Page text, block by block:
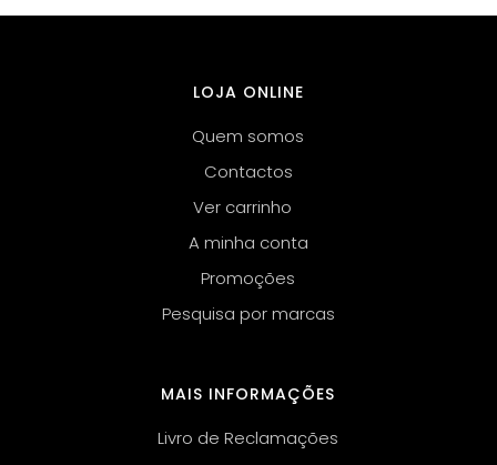
LOJA ONLINE
Quem somos
Contactos
Ver carrinho
A minha conta
Promoções
Pesquisa por marcas
MAIS INFORMAÇÕES
Livro de Reclamações